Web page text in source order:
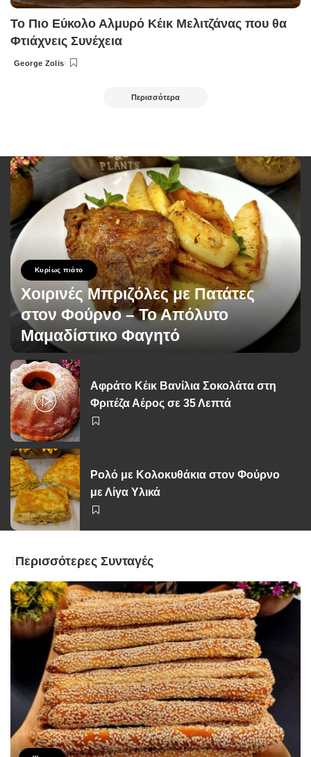
Το Πιο Εύκολο Αλμυρό Κέικ Μελιτζάνας που θα
Φτιάχνεις Συνέχεια
Posted
George Zolis
Περισσότερα
Κυρίως πιάτο
Χοιρινές Μπριζόλες με Πατάτες
στον Φούρνο – Το Απόλυτο
Μαμαδίστικο Φαγητό
Posted
by
George Zolis 15 Ιουνίου 2026
Αφράτο Κέικ Βανίλια Σοκολάτα στη
Φριτέζα Αέρος σε 35 Λεπτά
Ρολό με Κολοκυθάκια στον Φούρνο
με Λίγα Υλικά
Περισσότερες Συνταγές